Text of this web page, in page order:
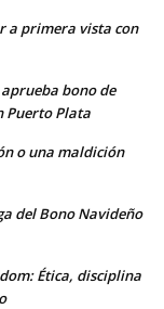
a primera vista con
bono de
Puerto Plata
o una maldición
del Bono Navideño
Ética, disciplina